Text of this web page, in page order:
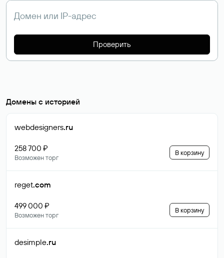
Проверить
Домены с историей
webdesigners.ru
258 700 ₽
Возможен торг
В корзину
reget.com
499 000 ₽
Возможен торг
В корзину
desimple.ru